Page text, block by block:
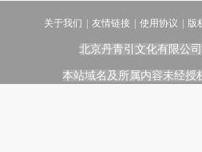
关于我们 友情链接 使用协议 版
北京丹青引文化有限公
本站域名及所属内容未经授